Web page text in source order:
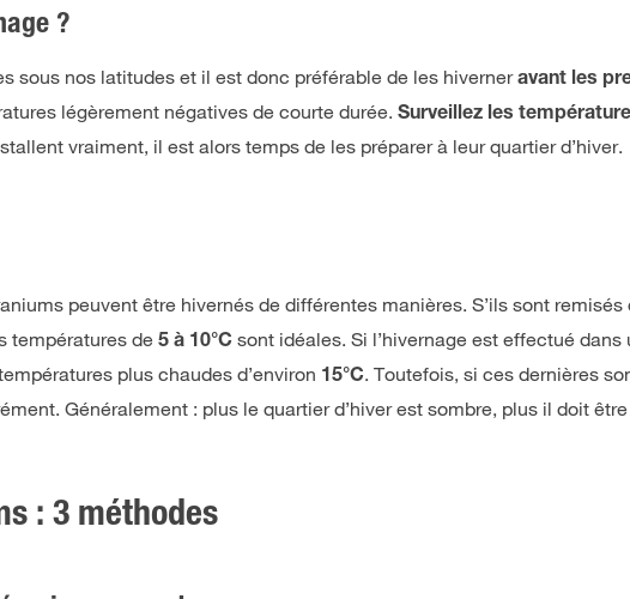
?
sous nos latitudes et il est donc préférable de les hiverneravant les
légèrement négatives de courte durée. Surveillez les
vraiment, il est alors temps de les préparer à leur quartier d’hiver.
peuvent être hivernés de différentes manières. S’ils sont remisés
températures de 5 à 10°C sont idéales. Si l’hivernage est effectué dans
plus chaudes d’environ 15°C. Toutefois, si ces dernières
Généralement : plus le quartier d’hiver est sombre, plus il doit
: 3 méthodes